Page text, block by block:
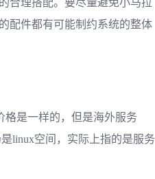
合理搭配。要尽量避免小马拉
配件都有可能制约系统的整体
格是一样的，但是海外服务
linux空间，实际上指的是服务